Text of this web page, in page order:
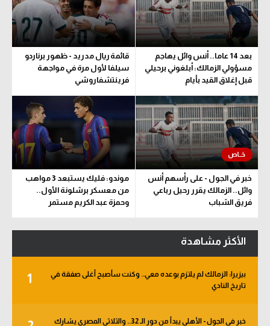
بعد 14 عاما.. أنس وائل يهاجم
مسؤولي الزمالك: أبلغوني برحيلي
قبل إغلاق القيد بأيام
قائمة ريال مدريد - ظهور برناردو
سيلفا لأول مرة في مواجهة
فرينتشفاروشي
خبر في الجول - على رأسهم أنس
وائل.. الزمالك يقرر رحيل رباعي
فريق الشباب
موندو: فليك يستبعد 3 مواهب
من معسكر برشلونة الأول..
وحمزة عبد الكريم مستمر
الأكثر مشاهدة
1
بيزيرا: الزمالك لم يلتزم بوعده معي.. وكنت سأصبح أغلى صفقة في
تاريخ النادي
خبر في الجول - الأهلي يبدأ من دور الـ 32.. والثلاثي المصري يشارك